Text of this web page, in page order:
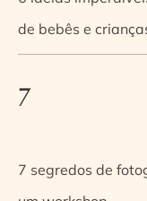
de bebês e
7
7 segredos de